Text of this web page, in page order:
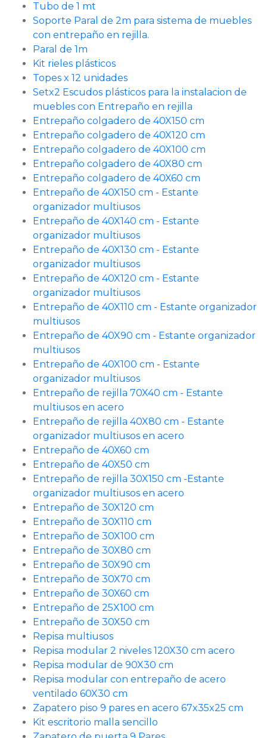
Tubo de 1 mt
Soporte Paral de 2m para sistema de muebles
con entrepaño en rejilla.
Paral de 1m
Kit rieles plásticos
Topes x 12 unidades
Setx2 Escudos plásticos para la instalacion de
muebles con Entrepaño en rejilla
Entrepaño colgadero de 40X150 cm
Entrepaño colgadero de 40X120 cm
Entrepaño colgadero de 40X100 cm
Entrepaño colgadero de 40X80 cm
Entrepaño colgadero de 40X60 cm
Entrepaño de 40X150 cm - Estante
organizador multiusos
Entrepaño de 40X140 cm - Estante
organizador multiusos
Entrepaño de 40X130 cm - Estante
organizador multiusos
Entrepaño de 40X120 cm - Estante
organizador multiusos
Entrepaño de 40X110 cm - Estante organizador
multiusos
Entrepaño de 40X90 cm - Estante organizador
multiusos
Entrepaño de 40X100 cm - Estante
organizador multiusos
Entrepaño de rejilla 70X40 cm - Estante
multiusos en acero
Entrepaño de rejilla 40X80 cm - Estante
organizador multiusos en acero
Entrepaño de 40X60 cm
Entrepaño de 40X50 cm
Entrepaño de rejilla 30X150 cm -Estante
organizador multiusos en acero
Entrepaño de 30X120 cm
Entrepaño de 30X110 cm
Entrepaño de 30X100 cm
Entrepaño de 30X80 cm
Entrepaño de 30X90 cm
Entrepaño de 30X70 cm
Entrepaño de 30X60 cm
Entrepaño de 25X100 cm
Entrepaño de 30X50 cm
Repisa multiusos
Repisa modular 2 niveles 120X30 cm acero
Repisa modular de 90X30 cm
Repisa modular con entrepaño de acero
ventilado 60X30 cm
Zapatero piso 9 pares en acero 67x35x25 cm
Kit escritorio malla sencillo